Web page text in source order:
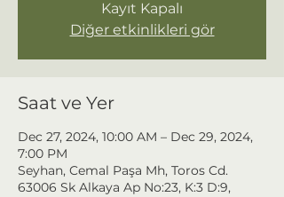
Kayıt Kapalı
Diğer etkinlikleri gör
Saat ve Yer
Dec 27, 2024, 10:00 AM – Dec 29, 2024,
7:00 PM
Seyhan, Cemal Paşa Mh, Toros Cd.
63006 Sk Alkaya Ap No:23, K:3 D:9,